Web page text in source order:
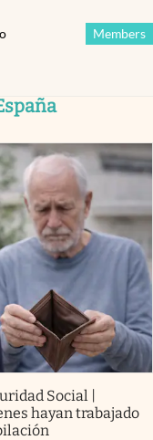
Members
Social |
hayan trabajado